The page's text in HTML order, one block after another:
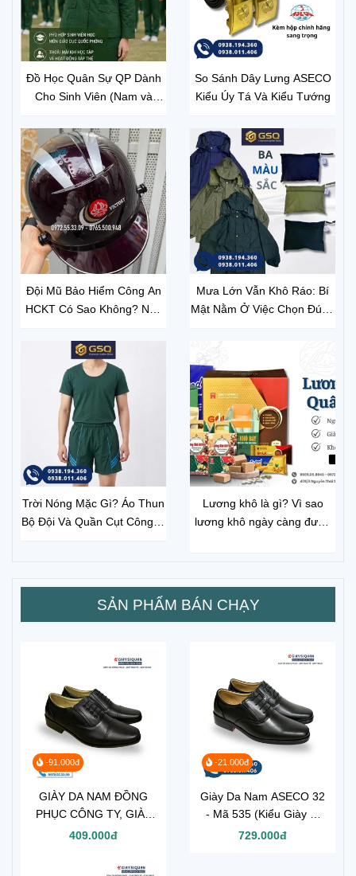
Đồ Học Quân Sự QP Dành
Cho Sinh Viên (Nam và
Bắt Đầu Môn Học Thuận Lợi
So Sánh Dây Lưng ASECO
Kiểu Úy Tá Và Kiểu Tướng
Đội Mũ Bảo Hiểm Công An
HCKT Có Sao Không? Nên
Chính Hãng?
Mưa Lớn Vẫn Khô Ráo: Bí
Mật Nằm Ở Việc Chọn Đúng
Trời Nóng Mặc Gì? Áo Thun
Bộ Đội Và Quần Cụt Công ty
Lương khô là gì? Vì sao
lương khô ngày càng được
SẢN PHẨM BÁN CHẠY
-91.000đ
GIÀY DA NAM ĐỒNG
PHỤC CÔNG TY, GIÀY
TÂY CHO NHÂN VIÊN
409.000đ
-21.000đ
Giày Da Nam ASECO 32
- Mã 535 (Kiểu Giày Sĩ
Quan Cấp Tướng đế
729.000đ